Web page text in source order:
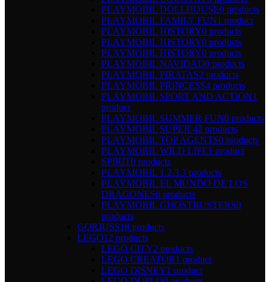
PLAYMOBIL DOLLHOUSE0 products
PLAYMOBIL FAMILY FUN1 product
PLAYMOBIL HISTORY0 products
PLAYMOBIL HISTORY0 products
PLAYMOBIL HISTORY0 products
PLAYMOBIL NAVIDAD0 products
PLAYMOBIL PIRATAS2 products
PLAYMOBIL PRINCESS4 products
PLAYMOBIL SPORT AND ACTION1
product
PLAYMOBIL SUMMER FUN0 products
PLAYMOBIL SUPER 42 products
PLAYMOBIL TOP AGENTS0 products
PLAYMOBIL WILD LIFE1 product
SPIRIT0 products
PLAYMOBIL 1.2.3.3 products
PLAYMOBIL EL MUNDO DE LOS
DRAGONES0 products
PLAYMOBIL GHOSTBUSTERS0
products
GORJUSS18 products
LEGO12 products
LEGO CITY2 products
LEGO CREATOR1 product
LEGO DISNEY1 product